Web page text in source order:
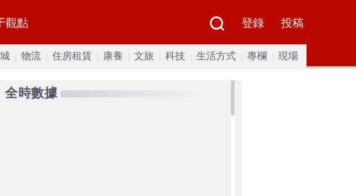
觀點 登錄 投稿
物流 住房租賃 康養 文旅 科技 生活方式 專欄 現場
全時數據